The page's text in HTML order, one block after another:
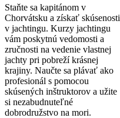
Staňte sa kapitánom v
Chorvátsku a získať skúsenosti
v jachtingu. Kurzy jachtingu
vám poskytnú vedomosti a
zručnosti na vedenie vlastnej
jachty pri pobreží krásnej
krajiny. Naučte sa plávať ako
profesionál s pomocou
skúsených inštruktorov a užite
si nezabudnuteľné
dobrodružstvo na mori.